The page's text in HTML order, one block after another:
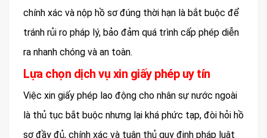
chính xác và nộp hồ sơ đúng thời hạn là bắt buộc để
tránh rủi ro pháp lý, bảo đảm quá trình cấp phép diễn
ra nhanh chóng và an toàn.
Lựa chọn dịch vụ xin giấy phép uy tín
Việc xin giấy phép lao động cho nhân sự nước ngoài
là thủ tục bắt buộc nhưng lại khá phức tạp, đòi hỏi hồ
sơ đầy đủ, chính xác và tuân thủ quy định pháp luật